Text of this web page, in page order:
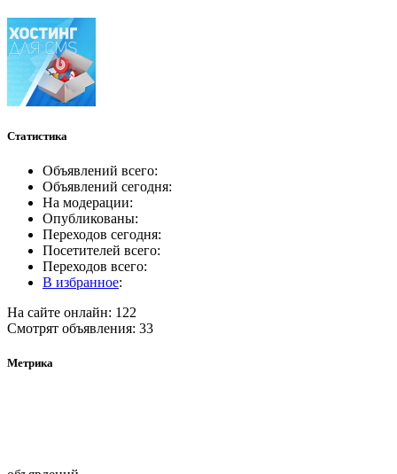
Статистика
Объявлений всего:
Объявлений сегодня:
На модерации:
Опубликованы:
Переходов сегодня:
Посетителей всего:
Переходов всего:
В избранное:
На сайте онлайн: 122
Смотрят объявления: 33
Метрика